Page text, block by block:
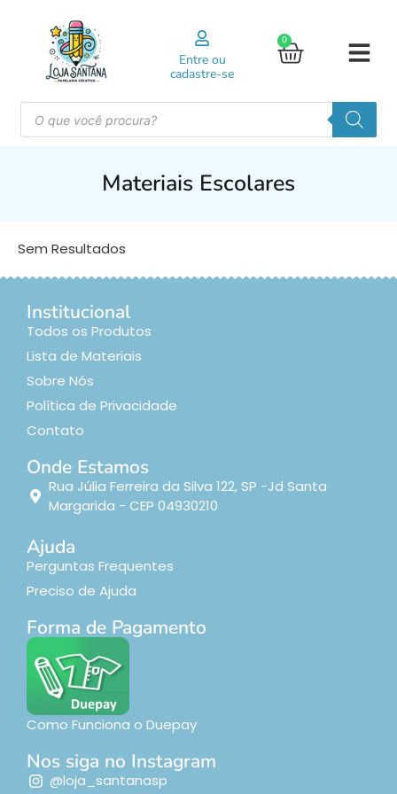
Entre ou
cadastre-se
0
Materiais Escolares
Sem Resultados
Institucional
Todos os Produtos
Lista de Materiais
Sobre Nós
Política de Privacidade
Contato
Onde Estamos
Rua Júlia Ferreira da Silva 122, SP -Jd Santa
Margarida - CEP 04930210
Ajuda
Perguntas Frequentes
Preciso de Ajuda
Forma de Pagamento
Como Funciona o Duepay
Nos siga no Instagram
@loja_santanasp